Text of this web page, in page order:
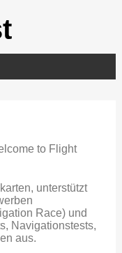
to Flight
unterstützt
Race) und
Navigationstests,
aus.